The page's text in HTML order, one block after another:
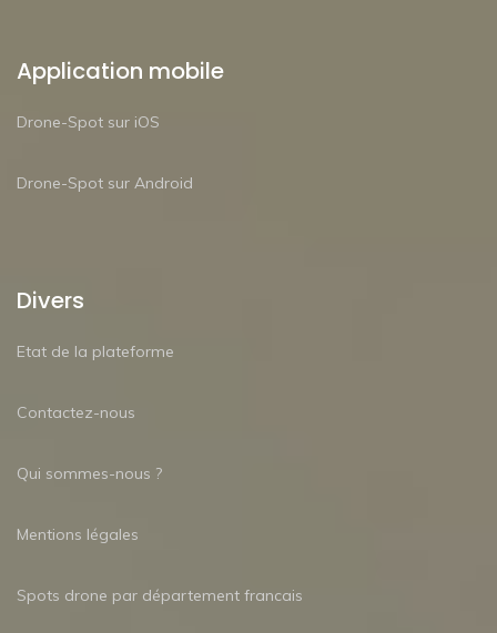
Application mobile
Drone-Spot sur iOS
Drone-Spot sur Android
Divers
Etat de la plateforme
Contactez-nous
Qui sommes-nous ?
Mentions légales
Spots drone par département francais